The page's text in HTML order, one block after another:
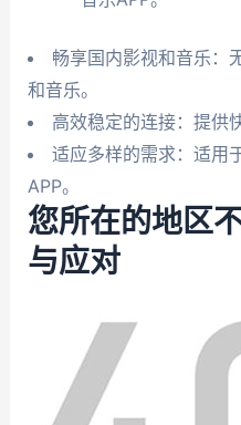
畅享国内影视和音乐：
和音乐。
高效稳定的连接：提供
适应多样的需求：适用
APP。
您所在的地区
与应对